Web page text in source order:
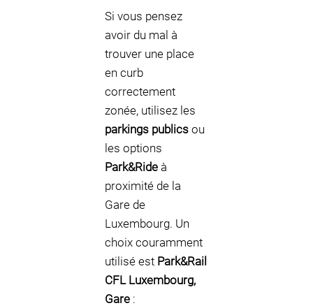
Si vous pensez
avoir du mal à
trouver une place
en curb
correctement
zonée, utilisez les
parkings publics ou
les options
Park&Ride à
proximité de la
Gare de
Luxembourg. Un
choix couramment
utilisé est Park&Rail
CFL Luxembourg,
Gare :